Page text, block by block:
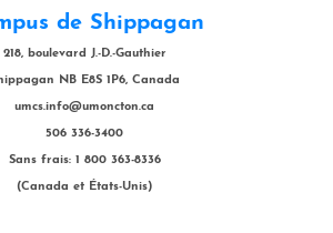
de Shippagan
218, boulevard J.-D.-Gauthier
NB E8S 1P6, Canada
umcs.info@umoncton.ca
506 336-3400
Sans frais: 1 800 363-8336
(Canada et États-Unis)